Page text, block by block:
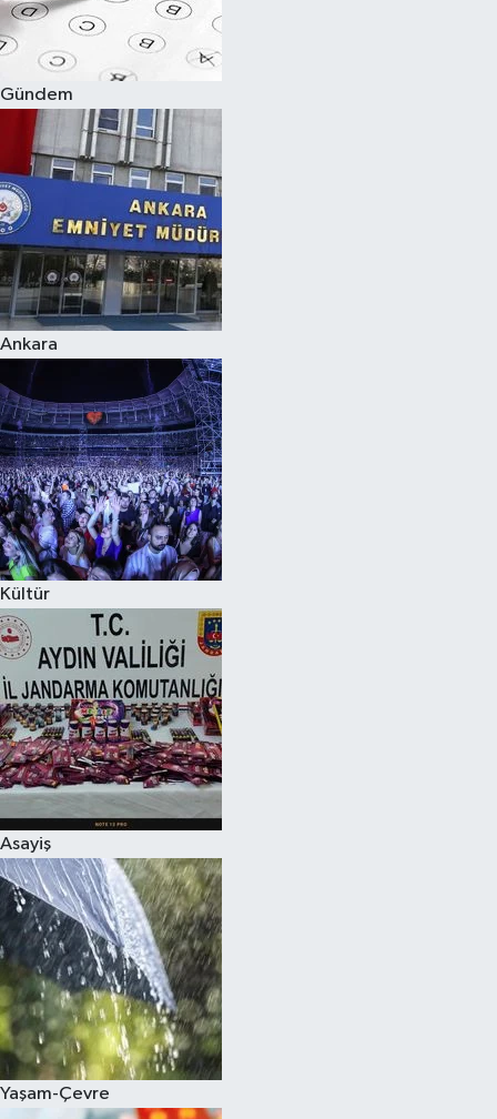
Gündem
Ankara
Kültür
Asayiş
Yaşam-Çevre
Spor
Burç Yorumları
Çocuk
Hava Durumu
Kadın
Kim kimdir?
Kültür Sanat
Sağlık
Siyaset
Teknoloji
Televizyon
Yaşam-Çevre